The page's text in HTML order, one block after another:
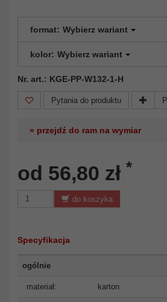
format: Wybierz wariant
kolor: Wybierz wariant
Nr. art.: KGE-PP-W132-1-H
Pytania do produktu
» przejdź do ram na wymiar
od 56,80 zł *
do koszyka
Specyfikacja
ogólnie
materiał: karton